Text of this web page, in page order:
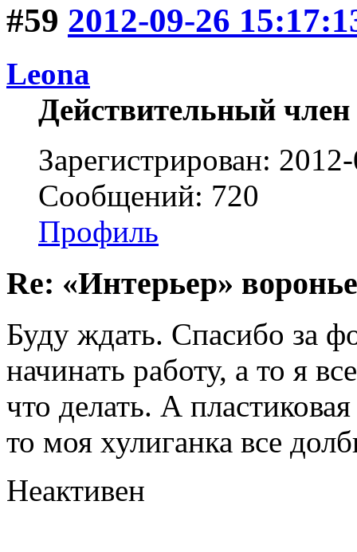
#59 2012-09-26
Leona
Действительный член
Зарегистрирован:
Сообщений: 720
Профиль
Re: «Интерьер»
Буду ждать. Спасибо за
начинать работу, а то я
что делать. А
то моя хулиганка все
Неактивен